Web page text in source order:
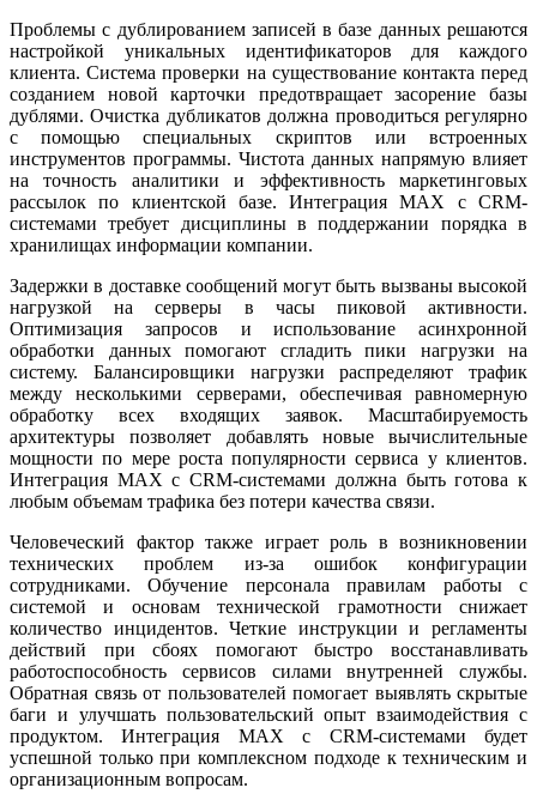
Проблемы с дублированием записей в базе данных решаются
настройкой уникальных идентификаторов для каждого
клиента. Система проверки на существование контакта перед
созданием новой карточки предотвращает засорение базы
дублями. Очистка дубликатов должна проводиться регулярно
с помощью специальных скриптов или встроенных
инструментов программы. Чистота данных напрямую влияет
на точность аналитики и эффективность маркетинговых
рассылок по клиентской базе. Интеграция MAX с CRM-
системами требует дисциплины в поддержании порядка в
хранилищах информации компании.
Задержки в доставке сообщений могут быть вызваны высокой
нагрузкой на серверы в часы пиковой активности.
Оптимизация запросов и использование асинхронной
обработки данных помогают сгладить пики нагрузки на
систему. Балансировщики нагрузки распределяют трафик
между несколькими серверами, обеспечивая равномерную
обработку всех входящих заявок. Масштабируемость
архитектуры позволяет добавлять новые вычислительные
мощности по мере роста популярности сервиса у клиентов.
Интеграция MAX с CRM-системами должна быть готова к
любым объемам трафика без потери качества связи.
Человеческий фактор также играет роль в возникновении
технических проблем из-за ошибок конфигурации
сотрудниками. Обучение персонала правилам работы с
системой и основам технической грамотности снижает
количество инцидентов. Четкие инструкции и регламенты
действий при сбоях помогают быстро восстанавливать
работоспособность сервисов силами внутренней службы.
Обратная связь от пользователей помогает выявлять скрытые
баги и улучшать пользовательский опыт взаимодействия с
продуктом. Интеграция MAX с CRM-системами будет
успешной только при комплексном подходе к техническим и
организационным вопросам.